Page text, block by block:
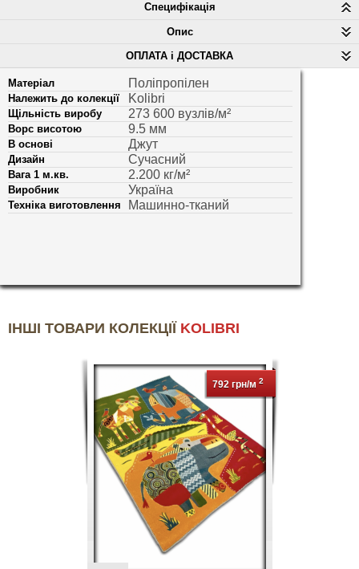
Специфікація
Опис
ОПЛАТА і ДОСТАВКА
Матеріал Поліпропілен
Належить до колекції Kolibri
Щільність виробу 273 600 вузлів/м²
Ворс висотою 9.5 мм
В основі Джут
Дизайн Сучасний
Вага 1 м.кв. 2.200 кг/м²
Виробник Україна
Техніка виготовлення Машинно-тканий
ІНШІ ТОВАРИ КОЛЕКЦІЇ KOLIBRI
792 грн/м 2